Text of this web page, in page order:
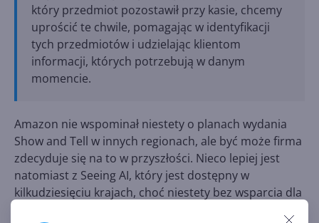
który przedmiot pozostawił przy kasie, chcemy
uprościć te chwile, pomagając w identyfikacji
tych przedmiotów i udzielając klientom
informacji, których potrzebują w danym
momencie.
Amazon nie wspominał niestety o planach wydania
Show and Tell w innych regionach, ale być może firma
zdecyduje się na to w przyszłości. Nieco lepiej jest
natomiast z Seeing AI, który jest dostępny w
kilkudziesięciu krajach, choć niestety bez wsparcia dla